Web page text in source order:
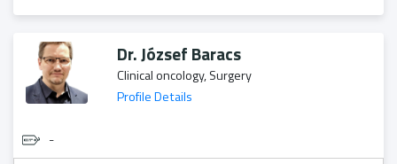
Dr. József Baracs
Clinical oncology, Surgery
Profile Details
-